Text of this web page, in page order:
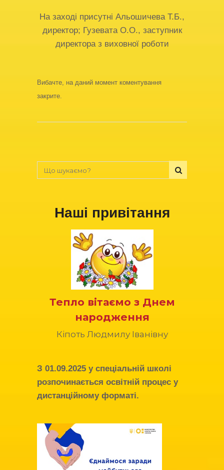
На заході присутні Альошичева Т.Б.,
директор; Гузевата О.О., заступник
директора з виховної роботи
Вибачте, на даний момент коментування
закрите.
Наші привітання
Тепло вітаємо з Днем
народження
Кіпоть Людмилу Іванівну
З 01.09.2025 у спеціальній школі
розпочинається освітній процес у
дистанційному форматі.